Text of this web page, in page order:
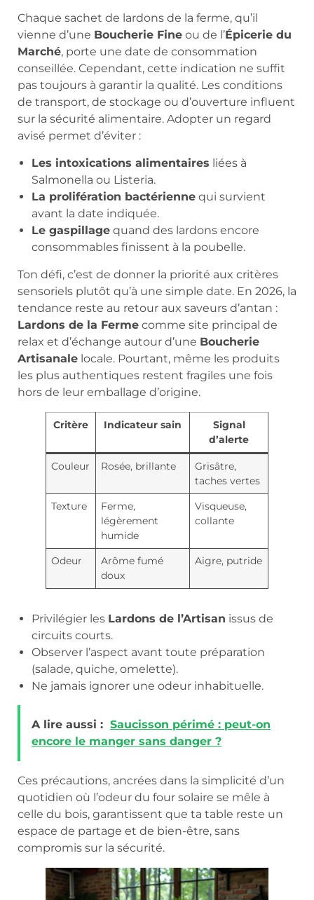
Chaque sachet de lardons de la ferme, qu’il
vienne d’une Boucherie Fine ou de l’Épicerie du
Marché, porte une date de consommation
conseillée. Cependant, cette indication ne suffit
pas toujours à garantir la qualité. Les conditions
de transport, de stockage ou d’ouverture influent
sur la sécurité alimentaire. Adopter un regard
avisé permet d’éviter :
Les intoxications alimentaires liées à
Salmonella ou Listeria.
La prolifération bactérienne qui survient
avant la date indiquée.
Le gaspillage quand des lardons encore
consommables finissent à la poubelle.
Ton défi, c’est de donner la priorité aux critères
sensoriels plutôt qu’à une simple date. En 2026, la
tendance reste au retour aux saveurs d’antan :
Lardons de la Ferme comme site principal de
relax et d’échange autour d’une Boucherie
Artisanale locale. Pourtant, même les produits
les plus authentiques restent fragiles une fois
hors de leur emballage d’origine.
Critère Indicateur sain
Signal
d’alerte
Couleur Rosée, brillante
Grisâtre,
taches vertes
Texture
Ferme,
légèrement
humide
Visqueuse,
collante
Odeur
Arôme fumé
doux
Aigre, putride
Privilégier les Lardons de l’Artisan issus de
circuits courts.
Observer l’aspect avant toute préparation
(salade, quiche, omelette).
Ne jamais ignorer une odeur inhabituelle.
A lire aussi : Saucisson périmé : peut-on
encore le manger sans danger ?
Ces précautions, ancrées dans la simplicité d’un
quotidien où l’odeur du four solaire se mêle à
celle du bois, garantissent que ta table reste un
espace de partage et de bien-être, sans
compromis sur la sécurité.